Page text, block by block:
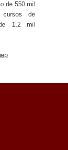
de 550 mil
de
1,2 mil